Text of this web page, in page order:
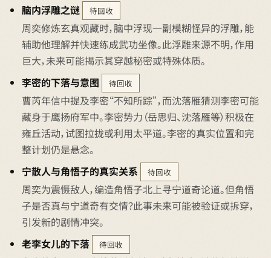
脑内浮雕之谜 待回收
周奕修炼玄真观藏时，脑中浮现一副模糊怪异的浮雕，能
辅助他理解并快速练成武功坐像。此浮雕来源不明，作用
巨大，未来可能揭示其穿越秘密或特殊体质。
李密的下落与意图
待回收
曹芮年信中提及李密“不知所踪”，而沈落雁猜测李密可能
藏身于鹰扬府军中。李密势力（岳思归、沈落雁等）积极在
雍丘活动，试图拉拢或利用太平道。李密的真实位置和完
整计划仍是悬念。
宁散人与角悟子的真实关系
待回收
周奕为震慑敌人，编造角悟子北上寻宁道奇论道。但角悟
子是否真与宁道奇有交情？此事未来可能被验证或拆穿，
引发新的剧情冲突。
老李女儿的下落
待回收